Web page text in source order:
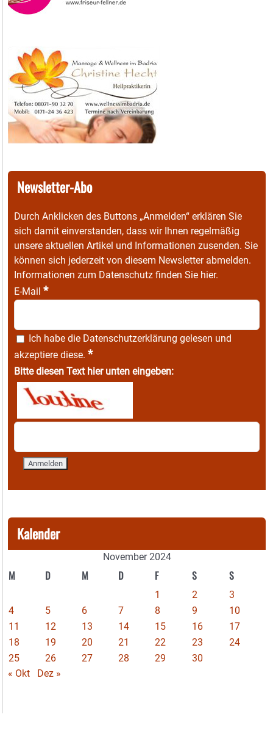
Newsletter-Abo
Durch Anklicken des Buttons „Anmelden“ erklären Sie
sich damit einverstanden, dass wir Ihnen regelmäßig
unsere aktuellen Artikel und Informationen zusenden. Sie
können sich jederzeit von diesem Newsletter abmelden.
Informationen zum Datenschutz finden Sie hier.
E-Mail *
Ich habe die Datenschutzerklärung gelesen und
akzeptiere diese. *
Bitte diesen Text hier unten eingeben:
Kalender
November 2024
M D M D F S S
1 2
3
4
5 6 7 8 9
10
11
12 13 14 15 16
17
18
19 20 21 22 23
24
25
26 27 28 29
30
« Okt
Dez »